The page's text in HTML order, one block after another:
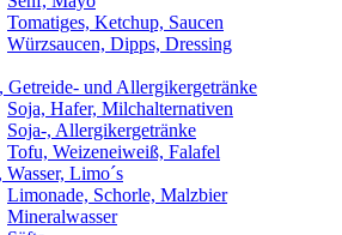
Tomatiges, Ketchup, Saucen
Würzsaucen, Dipps, Dressing
Getreide- und Allergikergetränke
Soja, Hafer, Milchalternativen
Soja-, Allergikergetränke
Tofu, Weizeneiweiß, Falafel
Wasser, Limo´s
Limonade, Schorle, Malzbier
Mineralwasser